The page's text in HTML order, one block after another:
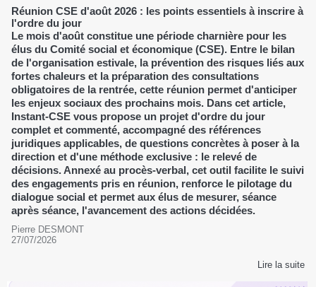
Réunion CSE d'août 2026 : les points essentiels à inscrire à
l'ordre du jour
Le mois d'août constitue une période charnière pour les
élus du Comité social et économique (CSE). Entre le bilan
de l'organisation estivale, la prévention des risques liés aux
fortes chaleurs et la préparation des consultations
obligatoires de la rentrée, cette réunion permet d'anticiper
les enjeux sociaux des prochains mois. Dans cet article,
Instant-CSE vous propose un projet d'ordre du jour
complet et commenté, accompagné des références
juridiques applicables, de questions concrètes à poser à la
direction et d'une méthode exclusive : le relevé de
décisions. Annexé au procès-verbal, cet outil facilite le suivi
des engagements pris en réunion, renforce le pilotage du
dialogue social et permet aux élus de mesurer, séance
après séance, l'avancement des actions décidées.
Pierre DESMONT
27/07/2026
Lire la suite